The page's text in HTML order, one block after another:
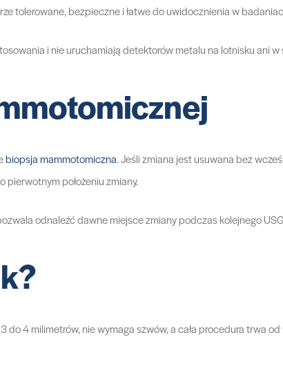
tolerowane, bezpieczne i łatwe do uwidocznienia w
i nie uruchamiają detektorów metalu na lotnisku ani w
biopsja mammotomiczna. Jeśli zmiana jest usuwana bez
pierwotnym położeniu zmiany.
odnaleźć dawne miejsce zmiany podczas kolejnego
4 milimetrów, nie wymaga szwów, a cała procedura trwa